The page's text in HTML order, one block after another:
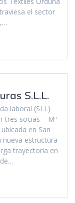
el sector
S.L.L.
laboral (SLL)
tres socias – Mª
en San
nueva estructura
trayectoria en